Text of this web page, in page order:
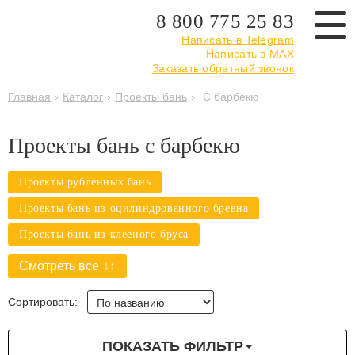
8 800 775 25 83
Написать в Telegram
Написать в MAX
Заказать обратный звонок
Главная › Каталог › Проекты бань › С барбекю
Проекты бань с барбекю
Проекты рубленных бань
Проекты бань из оцилиндрованного бревна
Проекты бань из клееного бруса
Проекты бань из профилированного бруса
Готовые проекты бань Оригинальные проекты бань
Проекты русских бань Русские бани из бруса
Смотреть все
Сортировать:
ПОКАЗАТЬ ФИЛЬТР